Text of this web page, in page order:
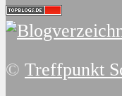
© Treffpunkt